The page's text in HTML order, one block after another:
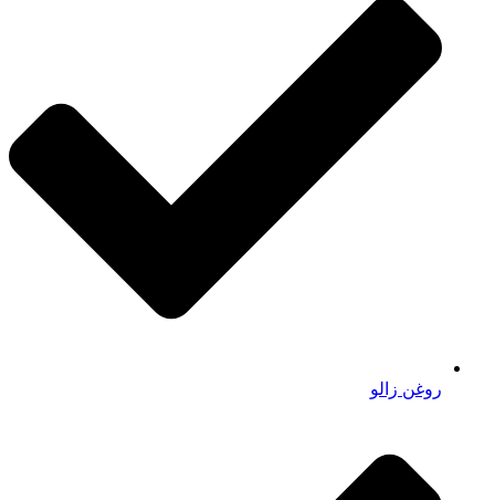
روغن زالو